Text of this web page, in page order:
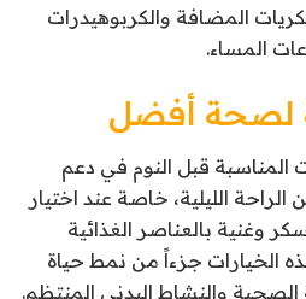
المضافة والكربوهيدرات
المساء.
لصحة أفضل
قبل النوم في دعم
الليلية، خاصة عند اختيار
وغنية بالعناصر الغذائية
الخيارات جزءاً من نمط حياة
الصحية والنشاط البدني المنتظم.